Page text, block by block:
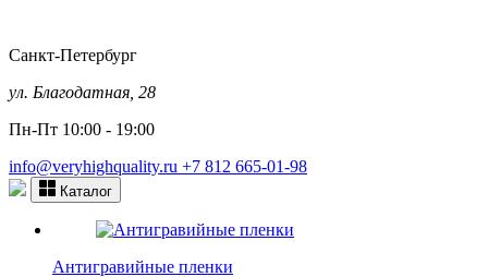
Санкт-Петербург
ул. Благодатная, 28
Пн-Пт 10:00 - 19:00
info@veryhighquality.ru +7 812 665-01-98
Каталог
Антигравийные пленки